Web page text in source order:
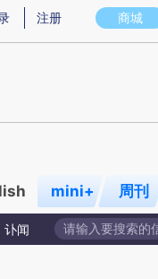
意图存在偏差。不代表财新
商城
注册
mini+ 周刊
讣闻